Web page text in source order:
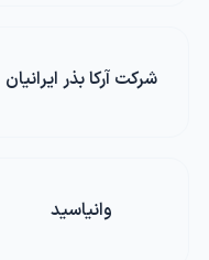
شرکت آرکا بذر ایرانیان
وانیاسید